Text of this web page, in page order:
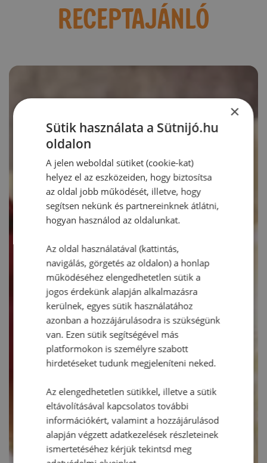
RECEPTAJÁNLÓ
×
Sütik használata a Sütnijó.hu
oldalon
A jelen weboldal sütiket (cookie-kat)
helyez el az eszközeiden, hogy biztosítsa
az oldal jobb működését, illetve, hogy
segítsen nekünk és partnereinknek átlátni,
hogyan használod az oldalunkat.
Az oldal használatával (kattintás,
navigálás, görgetés az oldalon) a honlap
működéséhez elengedhetetlen sütik a
jogos érdekünk alapján alkalmazásra
kerülnek, egyes sütik használatához
azonban a hozzájárulásodra is szükségünk
van. Ezen sütik segítségével más
platformokon is személyre szabott
hirdetéseket tudunk megjeleníteni neked.
Az elengedhetetlen sütikkel, illetve a sütik
eltávolításával kapcsolatos további
információkért, valamint a hozzájárulásod
alapján végzett adatkezelések részleteinek
ismertetéséhez kérjük tekintsd meg